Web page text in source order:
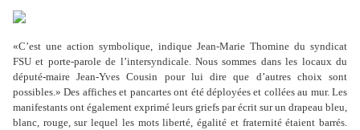
«C’est une action symbolique, indique Jean-Marie Thomine du syndicat
FSU et porte-parole de l’intersyndicale. Nous sommes dans les locaux du
député-maire Jean-Yves Cousin pour lui dire que d’autres choix sont
possibles.» Des affiches et pancartes ont été déployées et collées au mur. Les
manifestants ont également exprimé leurs griefs par écrit sur un drapeau bleu,
blanc, rouge, sur lequel les mots liberté, égalité et fraternité étaient barrés.